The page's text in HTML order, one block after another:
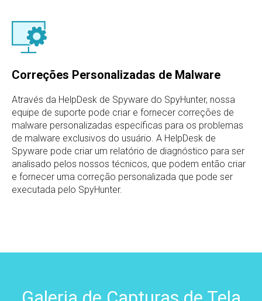
Correções Personalizadas de Malware
Através da HelpDesk de Spyware do SpyHunter, nossa
equipe de suporte pode criar e fornecer correções de
malware personalizadas específicas para os problemas
de malware exclusivos do usuário. A HelpDesk de
Spyware pode criar um relatório de diagnóstico para ser
analisado pelos nossos técnicos, que podem então criar
e fornecer uma correção personalizada que pode ser
executada pelo SpyHunter.